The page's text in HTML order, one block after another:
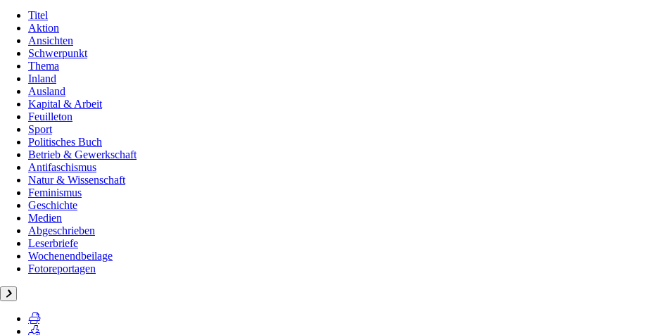
Titel
Aktion
Ansichten
Schwerpunkt
Thema
Inland
Ausland
Kapital & Arbeit
Feuilleton
Sport
Politisches Buch
Betrieb & Gewerkschaft
Antifaschismus
Natur & Wissenschaft
Feminismus
Geschichte
Medien
Abgeschrieben
Leserbriefe
Wochenendbeilage
Fotoreportagen